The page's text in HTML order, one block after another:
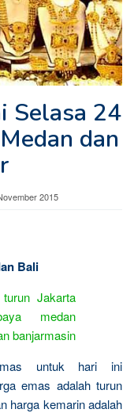
Selasa 24
dan
2015
Bali
untuk hari ini
emas adalah turun
harga kemarin adalah